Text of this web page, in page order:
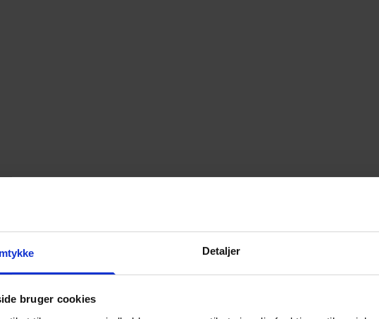
Detaljer
bruger cookies